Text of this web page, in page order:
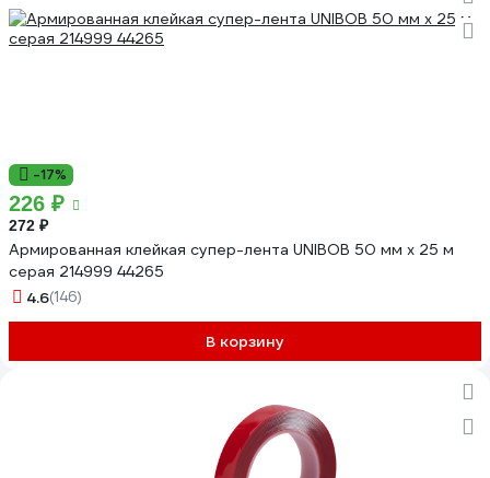
-17%
226 ₽
272 ₽
Армированная клейкая супер-лента UNIBOB 50 мм х 25 м
серая 214999 44265
4.6(146)
В корзину